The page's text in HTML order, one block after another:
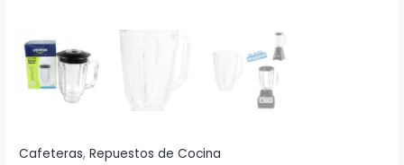
Cafeteras,Repuestos de Cocina